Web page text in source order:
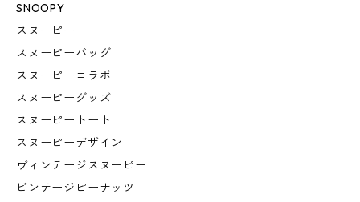
SNOOPY
スヌーピー
スヌーピーバッグ
スヌーピーコラボ
スヌーピーグッズ
スヌーピートート
スヌーピーデザイン
ヴィンテージスヌーピー
ビンテージピーナッツ